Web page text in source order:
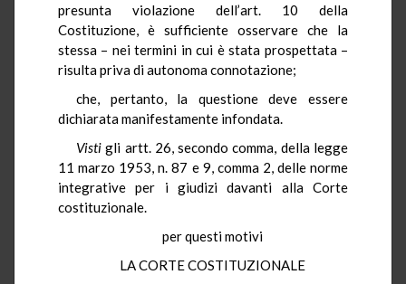
presunta violazione dell’art. 10 della
Costituzione, è sufficiente osservare che la
stessa – nei termini in cui è stata prospettata –
risulta priva di autonoma connotazione;
che, pertanto, la questione deve essere
dichiarata manifestamente infondata.
Visti gli artt. 26, secondo comma, della legge
11 marzo 1953, n. 87 e 9, comma 2, delle norme
integrative per i giudizi davanti alla Corte
costituzionale.
per questi motivi
LA CORTE COSTITUZIONALE